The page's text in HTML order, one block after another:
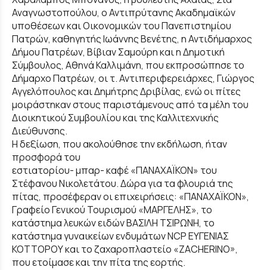
Αναγνωστοπούλου, ο Αντιπρύτανης Ακαδημαϊκών
υποθέσεων και Οικονομικών του Πανεπιστημίου
Πατρών, καθηγητής Ιωάννης Βενέτης, η Αντιδήμαρχος
Δήμου Πατρέων, Βίβιαν Σαμούρη και η Δημοτική
Σύμβουλος, Αθηνά Καλλιμάνη, που εκπροσώπησε το
Δήμαρχο Πατρέων, οι τ. Αντιπεριφερειάρχες, Γιώργος
Αγγελόπουλος και Δημήτρης Δριβίλας, ενώ οι πίτες
μοιράστηκαν στους παριστάμενους από τα μέλη του
Διοικητικού Συμβουλίου και της Καλλιτεχνικής
Διεύθυνσης.
Η δεξίωση, που ακολούθησε την εκδήλωση, ήταν
προσφορά του
εστιατορίου- μπαρ- καφέ «ΠΑΝΑΧΑΪΚΟΝ» του
Στέφανου Νικολετάτου. Δώρα για τα φλουριά της
πίτας, προσέφεραν οι επιχειρήσεις: «ΠΑΝΑΧΑΪΚΟΝ»,
Γραφείο Γενικού Τουρισμού «ΜΑΡΓΕΛΗΣ», το
κατάστημα λευκών ειδών ΒΑΣΙΛΗ ΤΣΙΡΩΝΗ, το
κατάστημα γυναικείων ενδυμάτων NCP ΕΥΓΕΝΙΑΣ
ΚΟΤΤΟΡΟΥ και το ζαχαροπλαστείο «ZACHERINO»,
που ετοίμασε και την πίτα της εορτής.